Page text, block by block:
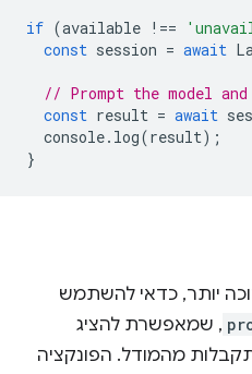
if (available !==
const session = await
// Prompt the model
const result = await
console.log(result
כדאי להשתמש
, שמאפשרת להציג
מהמודל. הפונקציה